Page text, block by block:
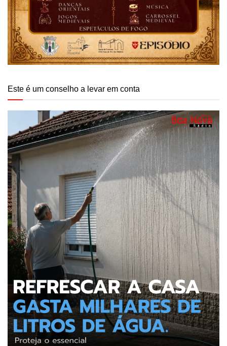
Este é um conselho a levar em conta